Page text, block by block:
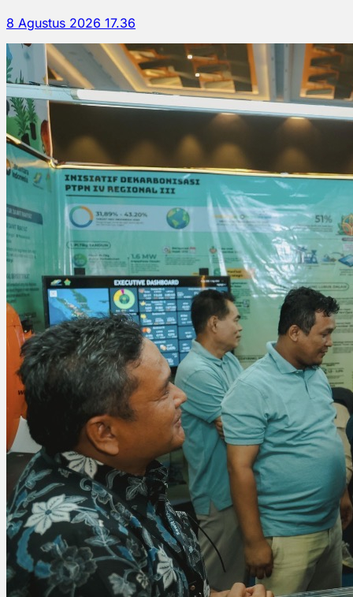
8 Agustus 2026 17.36